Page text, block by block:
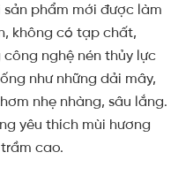
phẩm mới được làm
không có tạp chất,
nghệ nén thủy lực
như những dải mây,
nhẹ nhàng, sâu lắng.
yêu thích mùi hương
cao.